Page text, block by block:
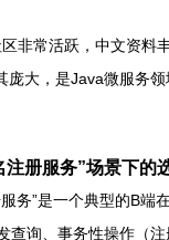
非常活跃，中文资料
庞大，是Java微服务领
注册服务”场景下的
务”是一个典型的B端
查询、事务性操作（注